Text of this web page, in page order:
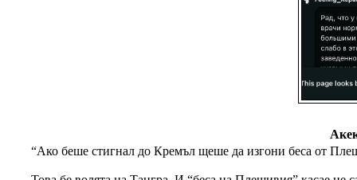
“Ако беше стигнал до Кремъл щеше да изгони беса от